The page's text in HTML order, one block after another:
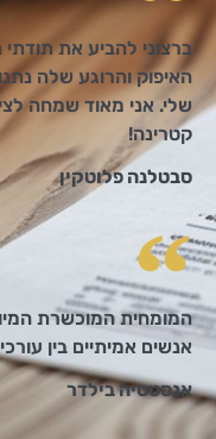
ברצוני להביע את תודתי
האיפוק והרוגע שלה נתנו
שלי. אני מאוד שמחה
קטרינה!
סבטלנה פלוטקין
המומחית המוכשרת
אנשים אמיתיים בין עורכי
אנסטסיה בילדר